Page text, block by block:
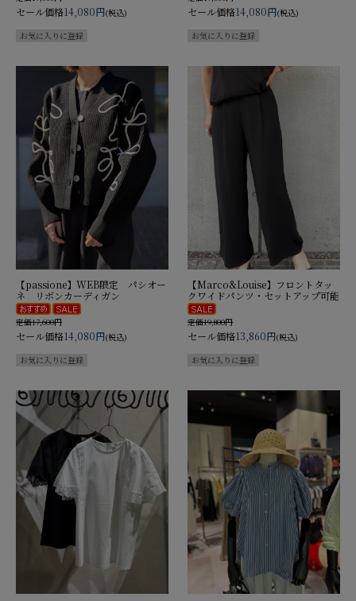
セール価格14,080円(税込) セール価格14,080円(税込)
【passione】WEB限定 パシオー
ネ リボンカーディガン
定価17,600円
セール価格14,080円(税込)
【Marco&Louise】フロントタッ
クワイドパンツ・セットアップ可能
定価19,800円
セール価格13,860円(税込)